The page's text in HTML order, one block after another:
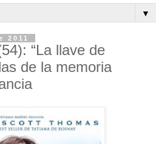
▼
2011
“La llave de
de la memoria